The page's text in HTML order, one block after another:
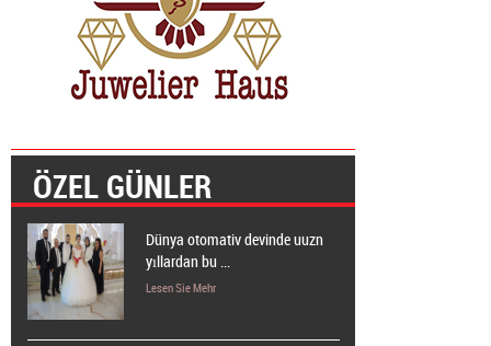
ÖZEL GÜNLER
Dünya otomativ devinde uuzn
yıllardan bu ...
Lesen Sie Mehr